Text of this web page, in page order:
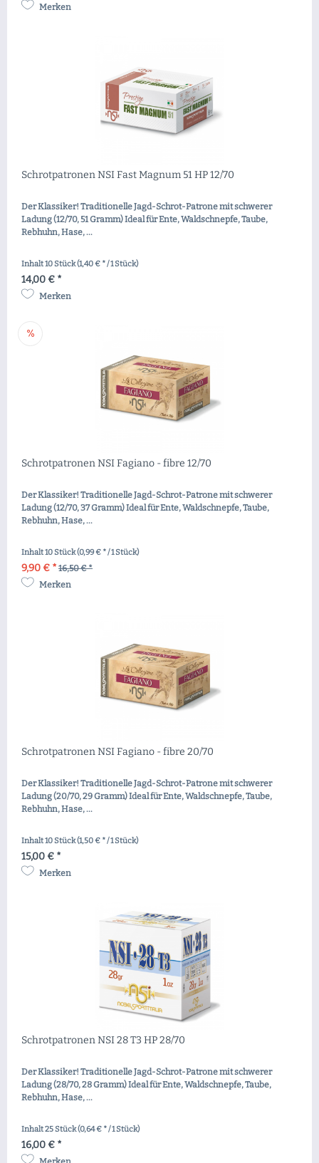
Merken
Schrotpatronen NSI Fast Magnum 51 HP 12/70
Der Klassiker! Traditionelle Jagd-Schrot-Patrone mit schwerer
Ladung (12/70, 51 Gramm) Ideal für Ente, Waldschnepfe, Taube,
Rebhuhn, Hase, ...
Inhalt10 Stück(1,40 € * / 1 Stück)
14,00 € *
Merken
Schrotpatronen NSI Fagiano - fibre 12/70
Der Klassiker! Traditionelle Jagd-Schrot-Patrone mit schwerer
Ladung (12/70, 37 Gramm) Ideal für Ente, Waldschnepfe, Taube,
Rebhuhn, Hase, ...
Inhalt10 Stück(0,99 € * / 1 Stück)
9,90 € * 16,50 € *
Merken
Schrotpatronen NSI Fagiano - fibre 20/70
Der Klassiker! Traditionelle Jagd-Schrot-Patrone mit schwerer
Ladung (20/70, 29 Gramm) Ideal für Ente, Waldschnepfe, Taube,
Rebhuhn, Hase, ...
Inhalt10 Stück(1,50 € * / 1 Stück)
15,00 € *
Merken
Schrotpatronen NSI 28 T3 HP 28/70
Der Klassiker! Traditionelle Jagd-Schrot-Patrone mit schwerer
Ladung (28/70, 28 Gramm) Ideal für Ente, Waldschnepfe, Taube,
Rebhuhn, Hase, ...
Inhalt25 Stück(0,64 € * / 1 Stück)
16,00 € *